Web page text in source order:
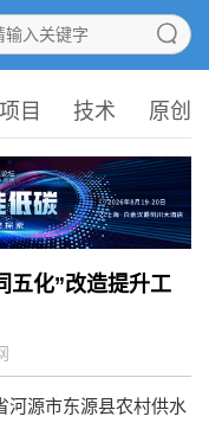
项目 技术 原创
五化”改造提升工
河源市东源县农村供水